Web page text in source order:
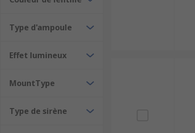
RS, votre partenaire en
D’une large gamme de colonnes
D’un
à votre
D’une commande simple et rapide,
Type d'ampoule
Effet lumineux
MountType
Type de sirène